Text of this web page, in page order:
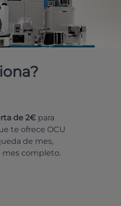
de 2€ para
te ofrece OCU
de mes,
mes completo.